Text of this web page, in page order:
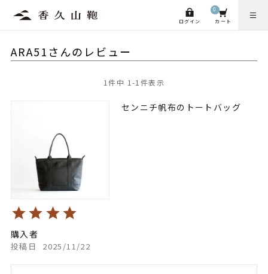
ログイン カート
0
ARA51さんのレビュー
1件中 1 -1 件表示
センニチ帆布のトートバッグ
購入者
投稿日 2025/11/22